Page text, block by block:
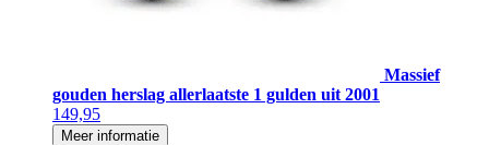
Massief
gouden herslag allerlaatste 1 gulden uit 2001
149,95
Meer informatie